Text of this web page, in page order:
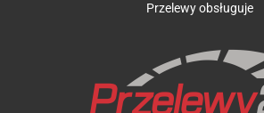
Przelewy obsługuje